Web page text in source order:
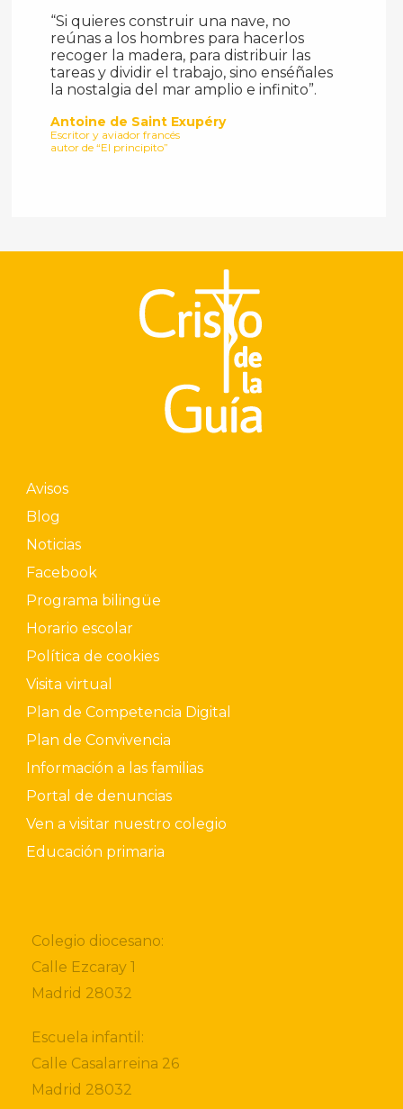
“Si quieres construir una nave, no
reúnas a los hombres para hacerlos
recoger la madera, para distribuir las
tareas y dividir el trabajo, sino enséñales
la nostalgia del mar amplio e infinito”.
Antoine de Saint Exupéry
Escritor y aviador francés
autor de “El principito”
Avisos
Blog
Noticias
Facebook
Programa bilingüe
Horario escolar
Política de cookies
Visita virtual
Plan de Competencia Digital
Plan de Convivencia
Información a las familias
Portal de denuncias
Ven a visitar nuestro colegio
Educación primaria
Colegio diocesano:
Calle Ezcaray 1
Madrid 28032
Escuela infantil:
Calle Casalarreina 26
Madrid 28032